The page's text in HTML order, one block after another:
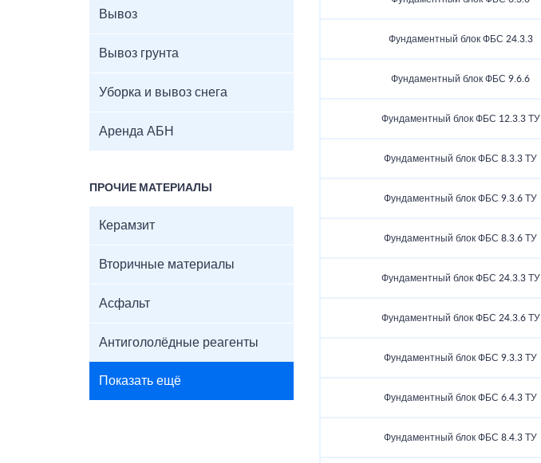
Вывоз
Вывоз грунта
Уборка и вывоз снега
Аренда АБН
ПРОЧИЕ МАТЕРИАЛЫ
Керамзит
Вторичные материалы
Асфальт
Антигололёдные реагенты
Показать ещё
Фундаментный блок ФБС 24.3.3
Фундаментный блок ФБС 9.6.6
Фундаментный блок ФБС 12.3.3 ТУ
Фундаментный блок ФБС 8.3.3 ТУ
Фундаментный блок ФБС 9.3.6 ТУ
Фундаментный блок ФБС 8.3.6 ТУ
Фундаментный блок ФБС 24.3.3 ТУ
Фундаментный блок ФБС 24.3.6 ТУ
Фундаментный блок ФБС 9.3.3 ТУ
Фундаментный блок ФБС 6.4.3 ТУ
Фундаментный блок ФБС 8.4.3 ТУ